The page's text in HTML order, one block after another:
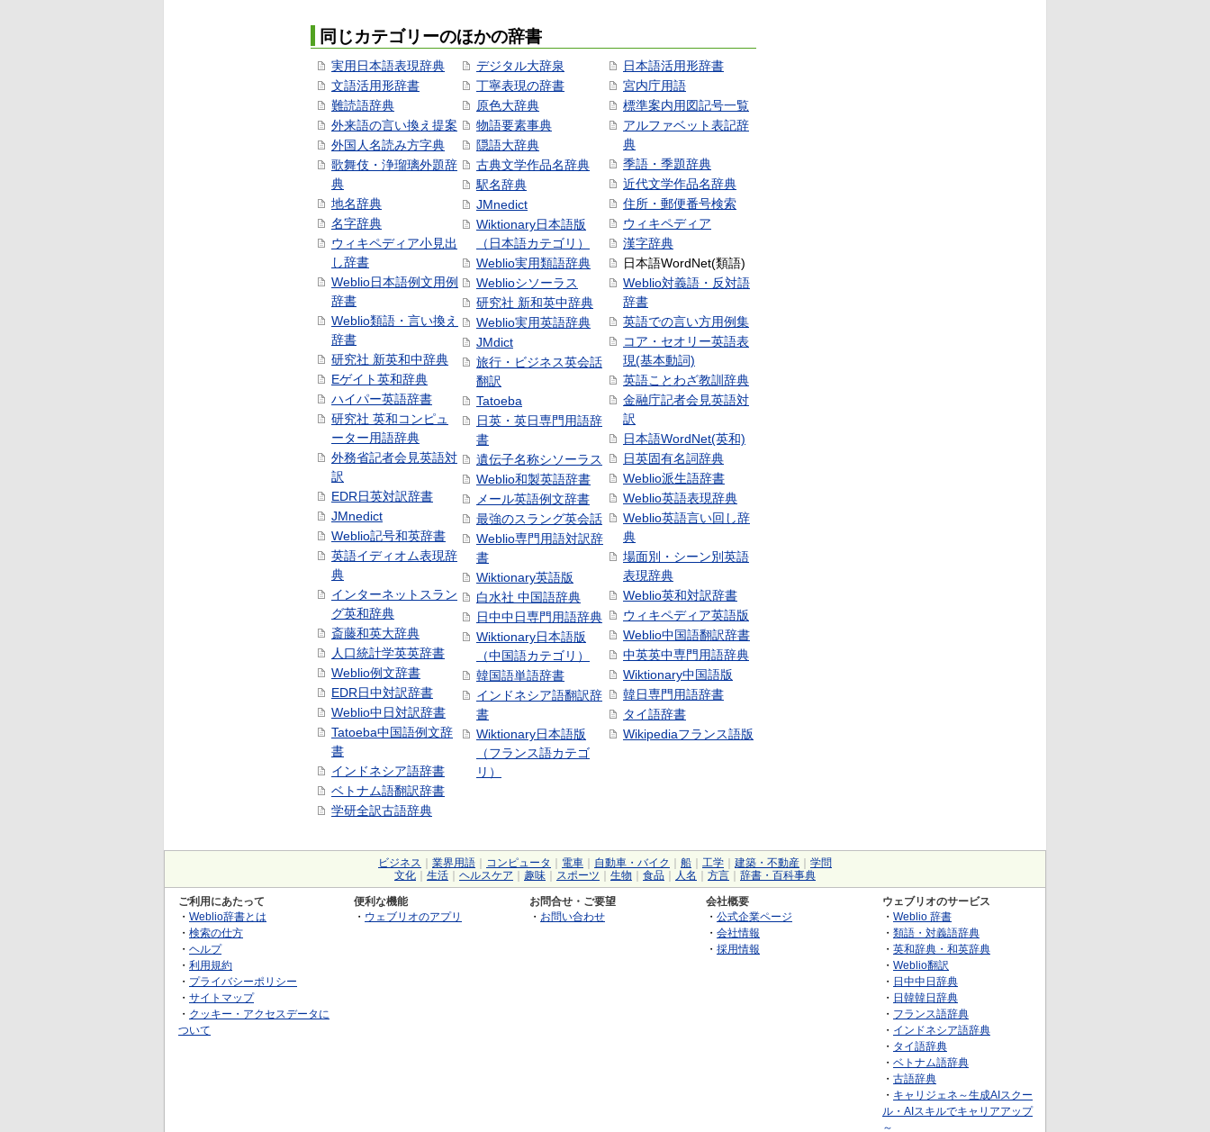
同じカテゴリーのほかの辞書
実用日本語表現辞典
文語活用形辞書
難読語辞典
外来語の言い換え提案
外国人名読み方字典
歌舞伎・浄瑠璃外題辞
典
地名辞典
名字辞典
ウィキペディア小見出
し辞書
Weblio日本語例文用例
辞書
Weblio類語・言い換え
辞書
研究社 新英和中辞典
Eゲイト英和辞典
ハイパー英語辞書
研究社 英和コンピュ
ーター用語辞典
外務省記者会見英語対
訳
EDR日英対訳辞書
JMnedict
Weblio記号和英辞書
英語イディオム表現辞
典
インターネットスラン
グ英和辞典
斎藤和英大辞典
人口統計学英英辞書
Weblio例文辞書
EDR日中対訳辞書
Weblio中日対訳辞書
Tatoeba中国語例文辞
書
インドネシア語辞書
ベトナム語翻訳辞書
学研全訳古語辞典
デジタル大辞泉
丁寧表現の辞書
原色大辞典
物語要素事典
隠語大辞典
古典文学作品名辞典
駅名辞典
JMnedict
Wiktionary日本語版
（日本語カテゴリ）
Weblio実用類語辞典
Weblioシソーラス
研究社 新和英中辞典
Weblio実用英語辞典
JMdict
旅行・ビジネス英会話
翻訳
Tatoeba
日英・英日専門用語辞
書
遺伝子名称シソーラス
Weblio和製英語辞書
メール英語例文辞書
最強のスラング英会話
Weblio専門用語対訳辞
書
Wiktionary英語版
白水社 中国語辞典
日中中日専門用語辞典
Wiktionary日本語版
（中国語カテゴリ）
韓国語単語辞書
インドネシア語翻訳辞
書
Wiktionary日本語版
（フランス語カテゴ
リ）
日本語活用形辞書
宮内庁用語
標準案内用図記号一覧
アルファベット表記辞
典
季語・季題辞典
近代文学作品名辞典
住所・郵便番号検索
ウィキペディア
漢字辞典
日本語WordNet(類語)
Weblio対義語・反対語
辞書
英語での言い方用例集
コア・セオリー英語表
現(基本動詞)
英語ことわざ教訓辞典
金融庁記者会見英語対
訳
日本語WordNet(英和)
日英固有名詞辞典
Weblio派生語辞書
Weblio英語表現辞典
Weblio英語言い回し辞
典
場面別・シーン別英語
表現辞典
Weblio英和対訳辞書
ウィキペディア英語版
Weblio中国語翻訳辞書
中英英中専門用語辞典
Wiktionary中国語版
韓日専門用語辞書
タイ語辞書
Wikipediaフランス語版
ビジネス 業界用語 コンピュータ 電車 自動車・バイク 船 工学 建築・不動産
学問
文化
生活 ヘルスケア 趣味 スポーツ 生物 食品 人名 方言 辞書・百科事典
ご利用にあたって
・ Weblio辞書とは
・ 検索の仕方
・ ヘルプ
・ 利用規約
・ プライバシーポリシー
・ サイトマップ
・ クッキー・アクセスデータに
ついて
便利な機能
・ ウェブリオのアプリ
お問合せ・ご要望
・ お問い合わせ
会社概要
・ 公式企業ページ
・ 会社情報
・ 採用情報
ウェブリオのサービス
・ Weblio 辞書
・ 類語・対義語辞典
・ 英和辞典・和英辞典
・ Weblio翻訳
・ 日中中日辞典
・ 日韓韓日辞典
・ フランス語辞典
・ インドネシア語辞典
・ タイ語辞典
・ ベトナム語辞典
・ 古語辞典
・ キャリジェネ～生成AIスクー
ル・AIスキルでキャリアアップ
～